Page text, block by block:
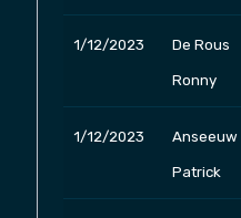
1/12/2023 De Rous
Ronny
1/12/2023 Anseeuw
Patrick